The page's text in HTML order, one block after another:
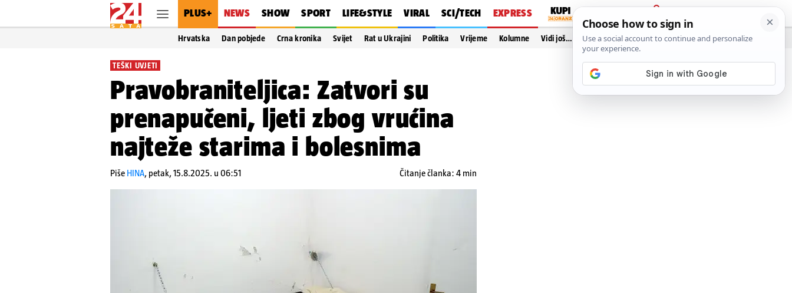
PLUS+ NEWS SHOW SPORT LIFE&STYLE VIRAL SCI/TECH EXPRESS
PRIJAVA
Hrvatska Dan pobjede Crna kronika Svijet Rat u Ukrajini Politika Vrijeme Kolumne Vidi još…
TEŠKI UVJETI
Pravobraniteljica: Zatvori su
prenapučeni, ljeti zbog vrućina
najteže starima i bolesnima
Piše HINA, petak, 15.8.2025. u 06:51 Čitanje članka: 4 min